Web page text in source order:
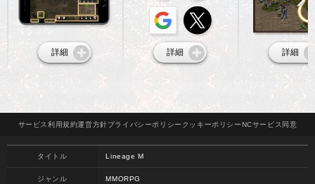
詳細 詳細 詳細
サービス 利用規約運営方針プライバシーポリシー クッキーポリシーNCサービス 同意
タイトル Lineage M
ジャンル MMORPG